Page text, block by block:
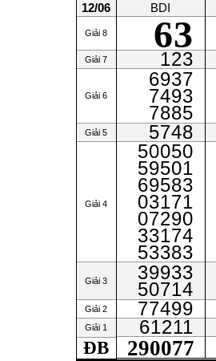
12/06
Giải 8
Giải 7
Giải 6
Giải 5
Giải 4
Giải 3
Giải 2
Giải 1
ĐB
BDI
63
123
6937
7493
7885
5748
50050
59501
69583
03171
07290
33174
53383
39933
50714
77499
61211
290077